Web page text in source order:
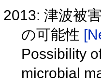
2013: 津波被
の可能性
Possibility
microbial